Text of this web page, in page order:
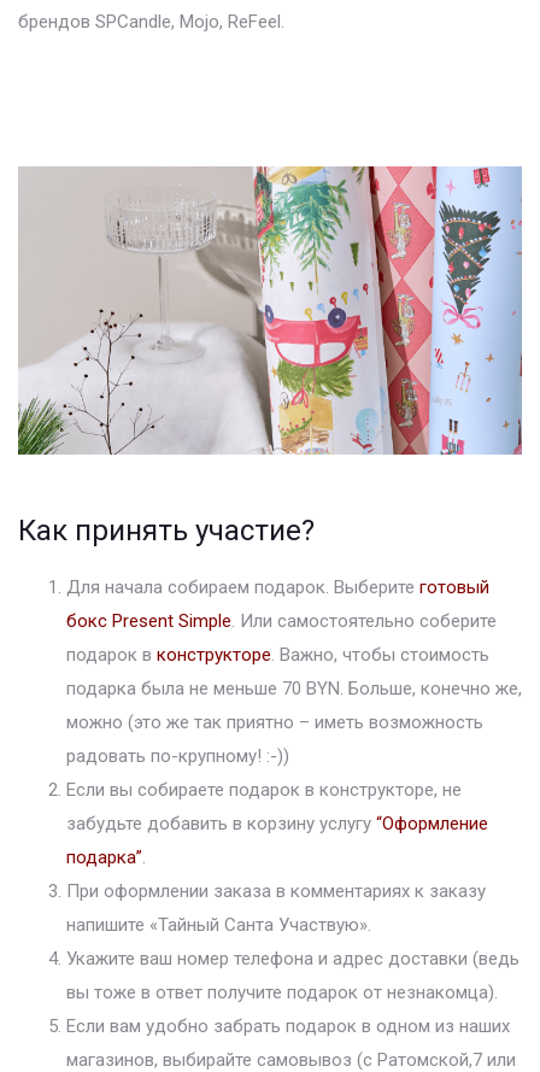
брендов SPCandle, Mojo, ReFeel.
Как принять участие?
Для начала собираем подарок. Выберите готовый
бокс Present Simple. Или самостоятельно соберите
подарок в конструкторе. Важно, чтобы стоимость
подарка была не меньше 70 BYN. Больше, конечно же,
можно (это же так приятно – иметь возможность
радовать по-крупному! :-))
Если вы собираете подарок в конструкторе, не
забудьте добавить в корзину услугу “Оформление
подарка”.
При оформлении заказа в комментариях к заказу
напишите «Тайный Санта Участвую».
Укажите ваш номер телефона и адрес доставки (ведь
вы тоже в ответ получите подарок от незнакомца).
Если вам удобно забрать подарок в одном из наших
магазинов, выбирайте самовывоз (с Ратомской,7 или